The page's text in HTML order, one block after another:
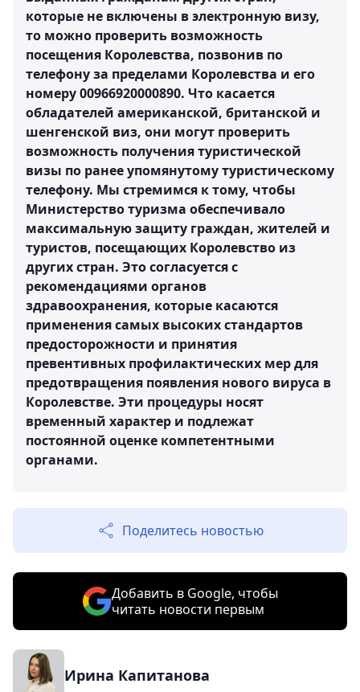
которые не включены в электронную визу,
то можно проверить возможность
посещения Королевства, позвонив по
телефону за пределами Королевства и его
номеру 00966920000890. Что касается
обладателей американской, британской и
шенгенской виз, они могут проверить
возможность получения туристической
визы по ранее упомянутому туристическому
телефону. Мы стремимся к тому, чтобы
Министерство туризма обеспечивало
максимальную защиту граждан, жителей и
туристов, посещающих Королевство из
других стран. Это согласуется с
рекомендациями органов
здравоохранения, которые касаются
применения самых высоких стандартов
предосторожности и принятия
превентивных профилактических мер для
предотвращения появления нового вируса в
Королевстве. Эти процедуры носят
временный характер и подлежат
постоянной оценке компетентными
органами.
Поделитесь новостью
Добавить в Google, чтобы
читать новости первым
Ирина Капитанова